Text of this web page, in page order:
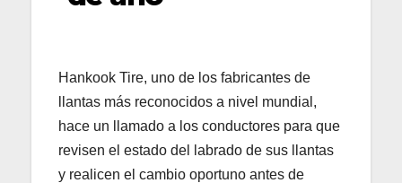
Hankook Tire, uno de los fabricantes de
llantas más reconocidos a nivel mundial,
hace un llamado a los conductores para que
revisen el estado del labrado de sus llantas
y realicen el cambio oportuno antes de